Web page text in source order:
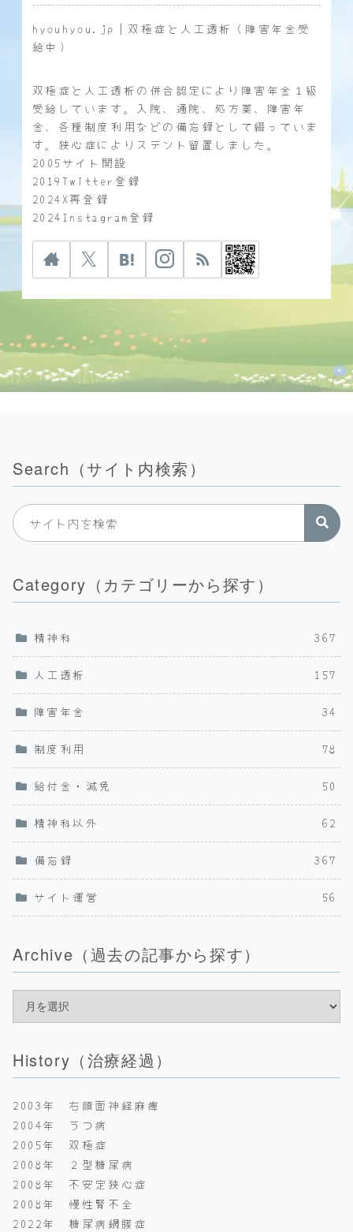
hyouhyou.jp｜双極症と人工透析（障害年金受
給中）
双極症と人工透析の併合認定により障害年金１級
受給しています。入院、通院、処方薬、障害年
金、各種制度利用などの備忘録として綴っていま
す。狭心症によりステント留置しました。
2005サイト開設
2019Twitter登録
2024X再登録
2024Instagram登録
Search（サイト内検索）
Category（カテゴリーから探す）
精神科 367
人工透析 157
障害年金 34
制度利用 78
給付金・減免 50
精神科以外 62
備忘録 367
サイト運営 56
Archive（過去の記事から探す）
History（治療経過）
2003年 右顔面神経麻痺
2004年 うつ病
2005年 双極症
2008年 ２型糖尿病
2008年 不安定狭心症
2008年 慢性腎不全
2022年 糖尿病網膜症